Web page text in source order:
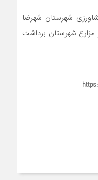
شهرستان شهرضا
و ۱۶۰ تن جو از مزارع شهرستان برداشت